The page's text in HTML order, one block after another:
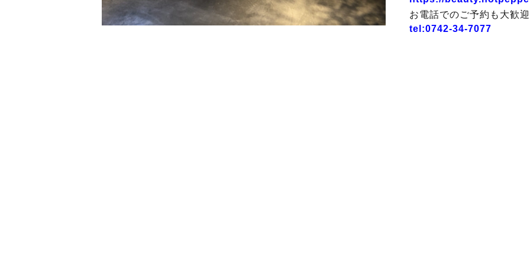
お電話でのご予約も大歓
tel:0742-34-7077